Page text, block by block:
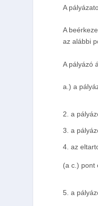
A
A
az alábbi
A pályázó
a.) a
a
a
az
(a c.) pont
a